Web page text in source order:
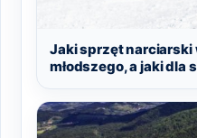
Jaki sprzęt narciarski
młodszego, a jaki dla